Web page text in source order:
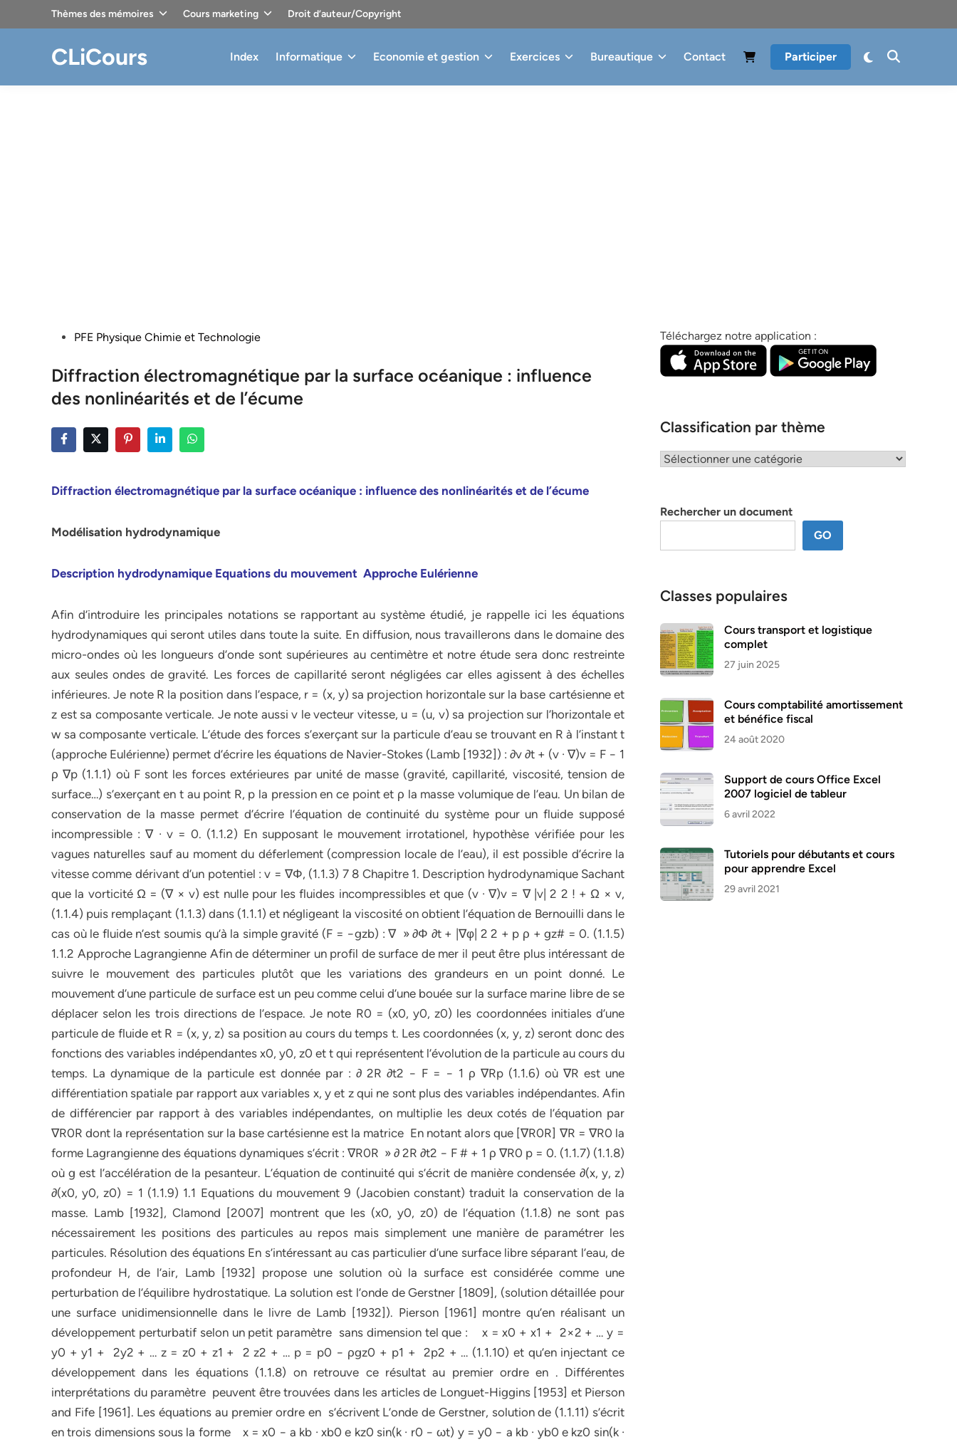
Thèmes des mémoires Cours marketing Droit d’auteur/Copyright
CLiCours Index Informatique Economie et gestion Exercices Bureautique Contact Participer
PostedPFE Physique Chimie et Technologie
Diffraction électromagnétique par la surface océanique : influence
des nonlinéarités et de l’écume
Diffraction électromagnétique par la surface océanique : influence des nonlinéarités et de l’écume
Modélisation hydrodynamique
Description hydrodynamique Equations du mouvement Approche Eulérienne
Afin d’introduire les principales notations se rapportant au système étudié, je rappelle ici les équations
hydrodynamiques qui seront utiles dans toute la suite. En diffusion, nous travaillerons dans le domaine des
micro-ondes où les longueurs d’onde sont supérieures au centimètre et notre étude sera donc restreinte
aux seules ondes de gravité. Les forces de capillarité seront négligées car elles agissent à des échelles
inférieures. Je note R la position dans l’espace, r = (x, y) sa projection horizontale sur la base cartésienne et
z est sa composante verticale. Je note aussi v le vecteur vitesse, u = (u, v) sa projection sur l’horizontale et
w sa composante verticale. L’étude des forces s’exerçant sur la particule d’eau se trouvant en R à l’instant t
(approche Eulérienne) permet d’écrire les équations de Navier-Stokes (Lamb [1932]) : ∂v ∂t + (v · ∇)v = F − 1
ρ ∇p (1.1.1) où F sont les forces extérieures par unité de masse (gravité, capillarité, viscosité, tension de
surface…) s’exerçant en t au point R, p la pression en ce point et ρ la masse volumique de l’eau. Un bilan de
conservation de la masse permet d’écrire l’équation de continuité du système pour un fluide supposé
incompressible : ∇ · v = 0. (1.1.2) En supposant le mouvement irrotationel, hypothèse vérifiée pour les
vagues naturelles sauf au moment du déferlement (compression locale de l’eau), il est possible d’écrire la
vitesse comme dérivant d’un potentiel : v = ∇Φ, (1.1.3) 7 8 Chapitre 1. Description hydrodynamique Sachant
que la vorticité Ω = (∇ × v) est nulle pour les fluides incompressibles et que (v · ∇)v = ∇ |v| 2 2 ! + Ω × v,
(1.1.4) puis remplaçant (1.1.3) dans (1.1.1) et négligeant la viscosité on obtient l’équation de Bernouilli dans le
cas où le fluide n’est soumis qu’à la simple gravité (F = −gzb) : ∇ » ∂Φ ∂t + |∇φ| 2 2 + p ρ + gz# = 0. (1.1.5)
1.1.2 Approche Lagrangienne Afin de déterminer un profil de surface de mer il peut être plus intéressant de
suivre le mouvement des particules plutôt que les variations des grandeurs en un point donné. Le
mouvement d’une particule de surface est un peu comme celui d’une bouée sur la surface marine libre de se
déplacer selon les trois directions de l’espace. Je note R0 = (x0, y0, z0) les coordonnées initiales d’une
particule de fluide et R = (x, y, z) sa position au cours du temps t. Les coordonnées (x, y, z) seront donc des
fonctions des variables indépendantes x0, y0, z0 et t qui représentent l’évolution de la particule au cours du
temps. La dynamique de la particule est donnée par : ∂ 2R ∂t2 − F = − 1 ρ ∇Rp (1.1.6) où ∇R est une
différentiation spatiale par rapport aux variables x, y et z qui ne sont plus des variables indépendantes. Afin
de différencier par rapport à des variables indépendantes, on multiplie les deux cotés de l’équation par
∇R0R dont la représentation sur la base cartésienne est la matrice En notant alors que [∇R0R] ∇R = ∇R0 la
forme Lagrangienne des équations dynamiques s’écrit : ∇R0R » ∂ 2R ∂t2 − F # + 1 ρ ∇R0 p = 0. (1.1.7) (1.1.8)
où g est l’accélération de la pesanteur. L’équation de continuité qui s’écrit de manière condensée ∂(x, y, z)
∂(x0, y0, z0) = 1 (1.1.9) 1.1 Equations du mouvement 9 (Jacobien constant) traduit la conservation de la
masse. Lamb [1932], Clamond [2007] montrent que les (x0, y0, z0) de l’équation (1.1.8) ne sont pas
nécessairement les positions des particules au repos mais simplement une manière de paramétrer les
particules. Résolution des équations En s’intéressant au cas particulier d’une surface libre séparant l’eau, de
profondeur H, de l’air, Lamb [1932] propose une solution où la surface est considérée comme une
perturbation de l’équilibre hydrostatique. La solution est l’onde de Gerstner [1809], (solution détaillée pour
une surface unidimensionnelle dans le livre de Lamb [1932]). Pierson [1961] montre qu’en réalisant un
développement perturbatif selon un petit paramètre sans dimension tel que : x = x0 + x1 + 2×2 + … y =
y0 + y1 + 2y2 + … z = z0 + z1 + 2 z2 + … p = p0 − ρgz0 + p1 + 2p2 + … (1.1.10) et qu’en injectant ce
développement dans les équations (1.1.8) on retrouve ce résultat au premier ordre en . Différentes
interprétations du paramètre peuvent être trouvées dans les articles de Longuet-Higgins [1953] et Pierson
and Fife [1961]. Les équations au premier ordre en s’écrivent L’onde de Gerstner, solution de (1.1.11) s’écrit
en trois dimensions sous la forme x = x0 − a kb · xb0 e kz0 sin(k · r0 − ωt) y = y0 − a kb · yb0 e kz0 sin(k ·
Téléchargez notre application :
Classification par thème
Classification
Rechercher un document
GO
Classes populaires
Cours transport et logistique
complet
27 juin 2025
Cours comptabilité amortissement
et bénéfice fiscal
24 août 2020
Support de cours Office Excel
2007 logiciel de tableur
6 avril 2022
Tutoriels pour débutants et cours
pour apprendre Excel
29 avril 2021